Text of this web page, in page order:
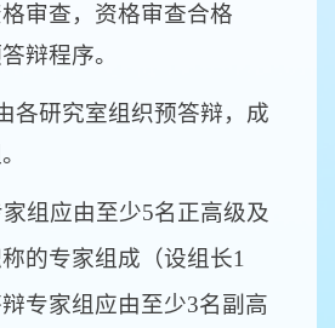
审查，资格审查合格
辩程序。
各研究室组织预答辩，成
组应由至少5名正高级及
的专家组成（设组长1
专家组应由至少3名副高